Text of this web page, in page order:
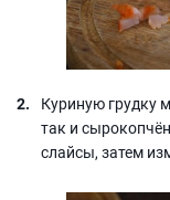
Куриную грудку
так и
слайсы, затем